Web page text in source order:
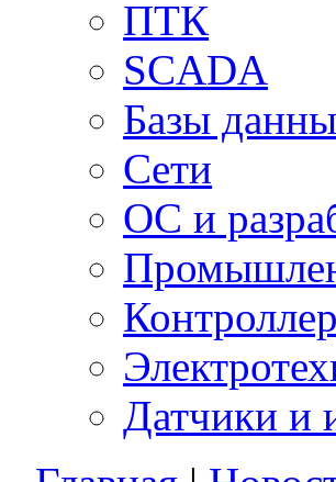
ПТК
SCADA
Базы
Сети
ОС и
Датчики и